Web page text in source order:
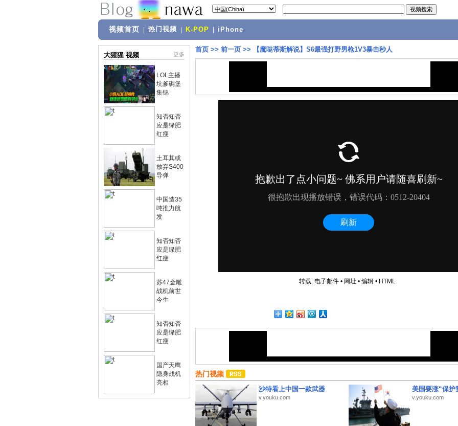
视频首页 热门视频 K-POP iPhone
大猩猩 视频 更多
LOL主播
坑爹碉堡
集锦
知否知否
应是绿肥
红瘦
土耳其或
放弃S400
导弹
中国造35
吨推力航
发
知否知否
应是绿肥
红瘦
苏47金雕
战机前世
今生
知否知否
应是绿肥
红瘦
国产天鹰
隐身战机
亮相
首页 >> 前一页 >> 【魔哒蒂斯解说】S6最强打野男枪1V3暴击秒人
转载: 电子邮件• 网址 • 编辑• HTML
热门视频
沙特看上中国一款武器
v.youku.com
美国要涨“保护
v.youku.com